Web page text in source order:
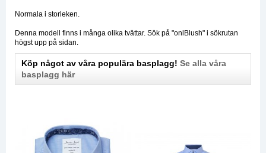
Normala i storleken.
Denna modell finns i många olika tvättar. Sök på "onlBlush" i sökrutan
högst upp på sidan.
Köp något av våra populära basplagg! Se alla våra
basplagg här